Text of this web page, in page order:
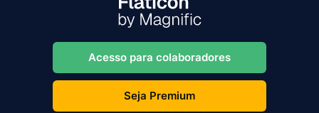
Acesso para colaboradores
Seja Premium